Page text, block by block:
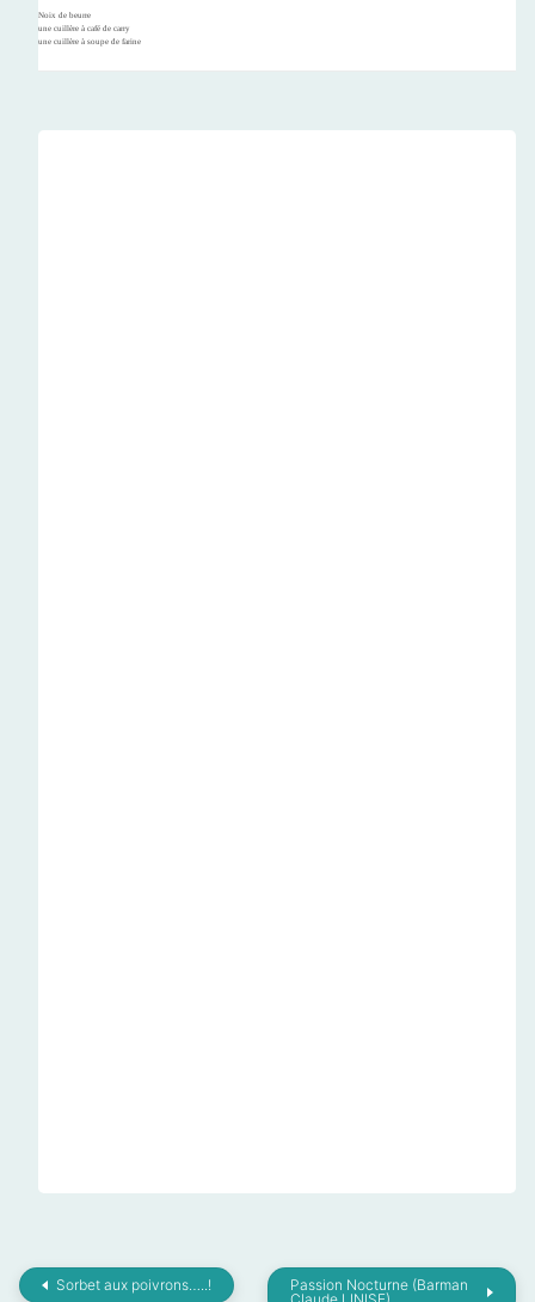
Noix de beurre
une cuillère à café de carry
une cuillère à soupe de farine
Sorbet aux poivrons…..!
Passion Nocturne (Barman